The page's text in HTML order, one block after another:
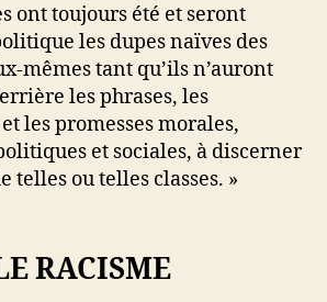
ont toujours été et seront
les dupes naïves des
mêmes tant qu’ils n’auront
les phrases, les
les promesses morales,
et sociales, à discerner
telles ou telles classes. »
RACISME